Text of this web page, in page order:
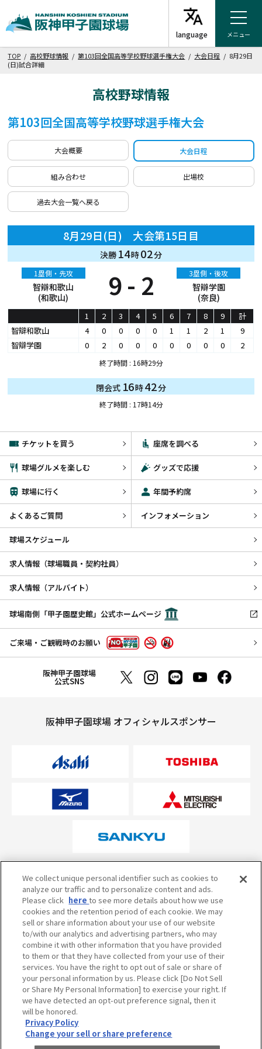
メニュー
TOP /高校野球情報 /第103回全国高等学校野球選手権大会 / 大会日程 / 8月29日
(日)試合詳細
高校野球情報
第103回全国高等学校野球選手権大会
大会概要 大会日程
組み合わせ 出場校
過去大会一覧へ戻る
8月29日(日) 大会第15日目
決勝 14時02分
1塁側・先攻
智辯和歌山
(和歌山)
9 - 2 3塁側・後攻
智辯学園
(奈良)
1 2 3 4 5 6 7 8 9
計
智辯和歌山
4 0 0 0 0 1 1 2 1
9
智辯学園
0 2 0 0 0 0 0 0 0 2
終了時間 : 16時29分
閉会式 16時42分
終了時間 : 17時14分
チケットを買う 座席を調べる
球場グルメを楽しむ グッズで応援
球場に行く 年間予約席
よくあるご質問 インフォメーション
球場スケジュール
求人情報（球場職員・契約社員）
求人情報（アルバイト）
球場南側「甲子園歴史館」公式ホームページ
ご来場・ご観戦時のお願い
阪神甲子園球場
公式SNS
阪神甲子園球場 オフィシャルスポンサー
オフィシャルスポンサーについて
当サイトのご利用にあたって
個人情報の取り扱い
試合の予定・状況・結果のお問い合わせ
阪神甲子園球場テレフォンサービス
050-5527-2512
We collect unique personal identifier such as cookies to
analyze our traffic and to personalize content and ads.
Please click hereto see more details about how we use
cookies and the retention period of each cookie. We may
sell or share information about your use of our website
to/with our analytics and advertising partners, who may
combine it with other information that you have provided
to them or that they have collected from your use of their
services. You have the right to opt out of sale or share of
your personal information by us. Please click [Do Not Sell
or Share My Personal Information] to exercise your right. If
we have detected an opt-out preference signal, then it
will be honored.
Privacy Policy
Change your sell or share preference